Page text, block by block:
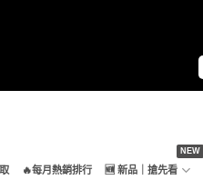
🔥每月熱銷排行 🆕 新品｜搶先看